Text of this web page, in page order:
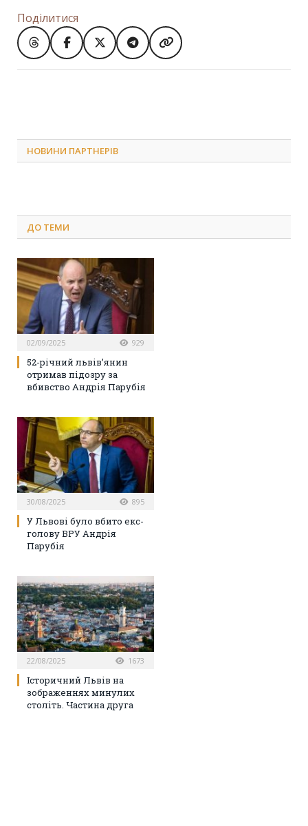
Поділитися
НОВИНИ ПАРТНЕРІВ
ДО ТЕМИ
02/09/2025 929
52-річний львів’янин
отримав підозру за
вбивство Андрія Парубія
30/08/2025 895
У Львові було вбито екс-
голову ВРУ Андрія
Парубія
22/08/2025 1673
Історичний Львів на
зображеннях минулих
століть. Частина друга